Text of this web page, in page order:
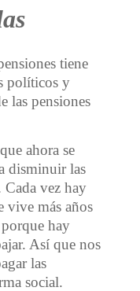
tiene
políticos y
las pensiones
ahora se
disminuir las
Cada vez hay
vive más años
hay
Así que nos
las
social.